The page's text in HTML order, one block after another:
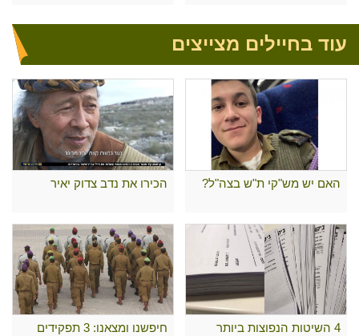
עוד בחיילים מצייצים
האם יש מש"קי ת"ש בצה"ל? הכירו את נדב צדוק יאיר
4 השיטות הנפוצות ביותר
חיפשנו ומצאנו: 3 תפקידים